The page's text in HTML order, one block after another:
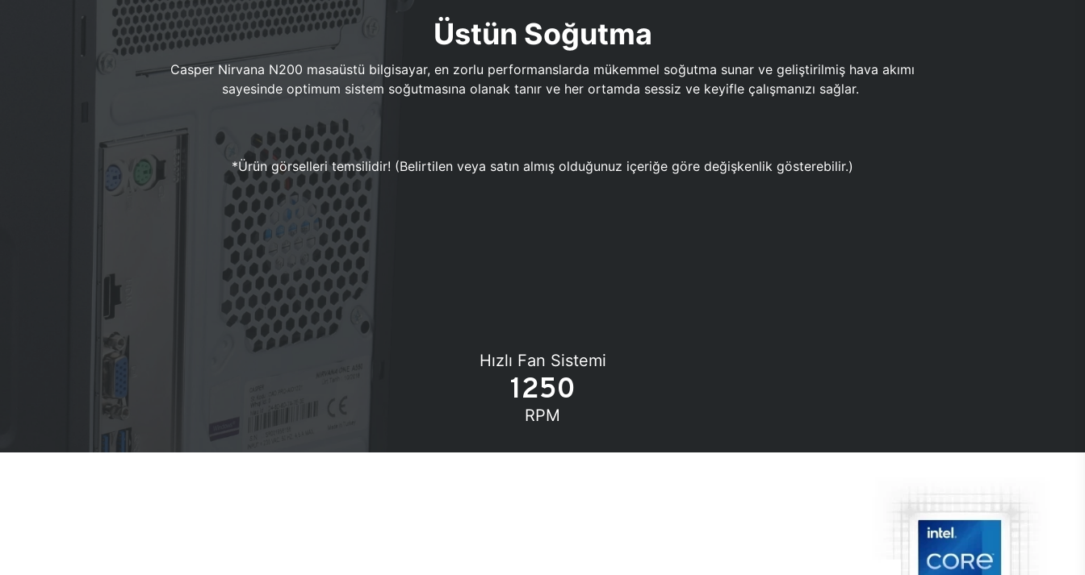
Üstün Soğutma
Casper Nirvana N200 masaüstü bilgisayar, en zorlu performanslarda mükemmel soğutma sunar ve geliştirilmiş hava akımı
sayesinde optimum sistem soğutmasına olanak tanır ve her ortamda sessiz ve keyifle çalışmanızı sağlar.
*Ürün görselleri temsilidir! (Belirtilen veya satın almış olduğunuz içeriğe göre değişkenlik gösterebilir.)
Hızlı Fan Sistemi
1250
RPM